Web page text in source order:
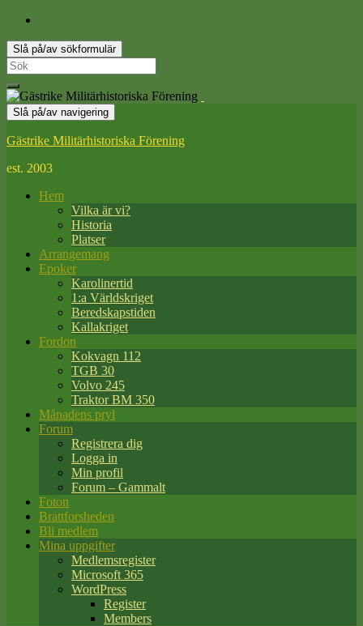
Slå på/av sökformulär
Search
for:
Slå på/av navigering
Gästrike Militärhistoriska Förening
est. 2003
Hem
Vilka är vi?
Historia
Platser
Arrangemang
Epoker
Karolinertid
1:a Världskriget
Beredskapstiden
Kallakriget
Fordon
Kokvagn 112
TGB 30
Volvo 245
Traktor BM 350
Månadens pryl
Forum
Registrera dig
Logga in
Min profil
Forum – Gammalt
Foton
Brattforsheden
Bli medlem
Mina uppgifter
Medlemsregister
Microsoft 365
WordPress
Register
Members